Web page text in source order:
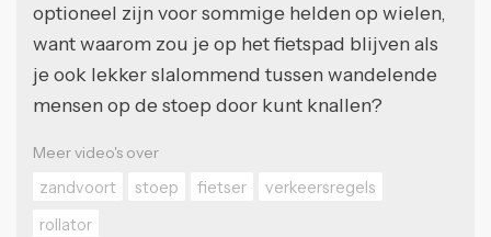
optioneel zijn voor sommige helden op wielen,
want waarom zou je op het fietspad blijven als
je ook lekker slalommend tussen wandelende
mensen op de stoep door kunt knallen?
Meer video's over
zandvoort
stoep fietser
verkeersregels
rollator